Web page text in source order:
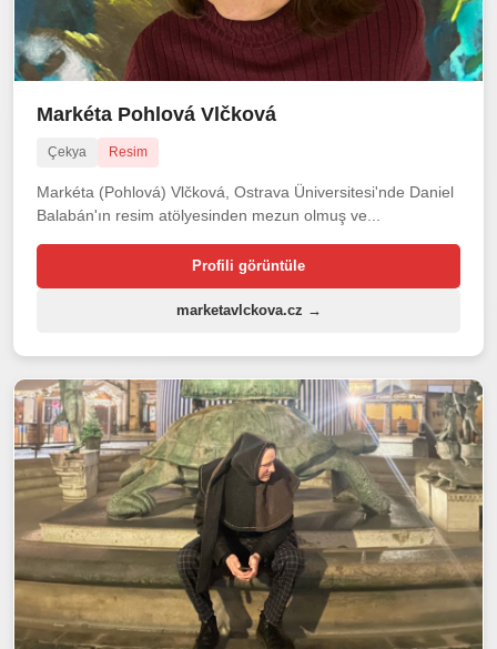
Markéta Pohlová Vlčková
Çekya Resim
Markéta (Pohlová) Vlčková, Ostrava Üniversitesi'nde Daniel
Balabán'ın resim atölyesinden mezun olmuş ve...
Profili görüntüle
marketavlckova.cz →